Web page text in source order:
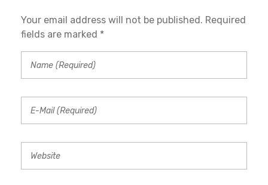
Your email address will not be published. Required
fields are marked *